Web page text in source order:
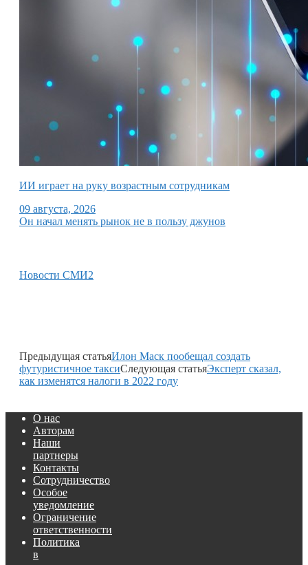
ИИ играет на руку возрастным сотрудникам
09 августа, 2026
Он начал менять рынок не в пользу джунов
Новости СМИ2
Предыдущая статьяИлон Маск пообещал создать
футуристичное таксиСледующая статьяЭксперт сказал,
как изменятся налоги в 2022 году
О нас
Авторам
Наши
партнеры
Контакты
Сотрудничество
Особое
уведомление
Ограничение
ответственности
Политика
в